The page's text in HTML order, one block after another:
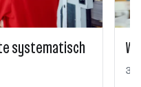
systematisch